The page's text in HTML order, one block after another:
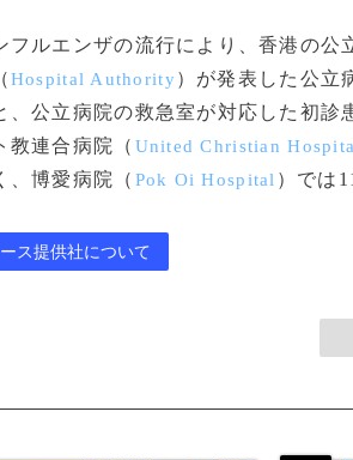
ルエンザの流行により、香港の公
Hospital Authority）が発表した公立
、公立病院の救急室が対応した初診
教連合病院（ United Christian
、博愛病院（ Pok Oi Hospital ）では
ス提供社について